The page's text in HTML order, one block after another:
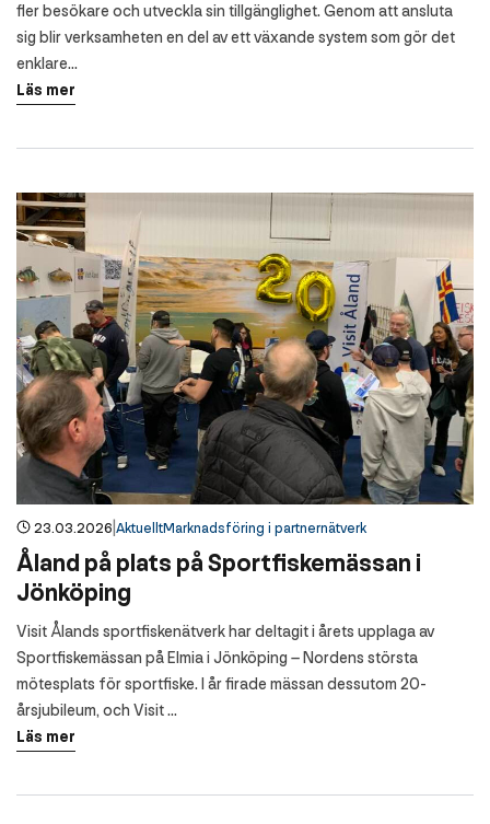
fler besökare och utveckla sin tillgänglighet. Genom att ansluta
sig blir verksamheten en del av ett växande system som gör det
enklare...
Läs mer
23.03.2026 AktuelltMarknadsföring i partnernätverk
Åland på plats på Sportfiskemässan i
Jönköping
Visit Ålands sportfiskenätverk har deltagit i årets upplaga av
Sportfiskemässan på Elmia i Jönköping – Nordens största
mötesplats för sportfiske. I år firade mässan dessutom 20-
årsjubileum, och Visit ...
Läs mer